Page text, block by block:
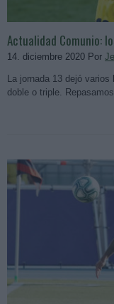
Actualidad Comunio:
14. diciembre 2020 Por
La jornada 13 dejó
doble o triple.